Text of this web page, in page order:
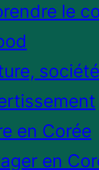
le
en Corée
en